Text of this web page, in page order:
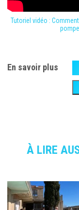
Tutoriel vidéo :
En savoir plus
À LIRE